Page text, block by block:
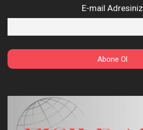
E-mail Adresiniz